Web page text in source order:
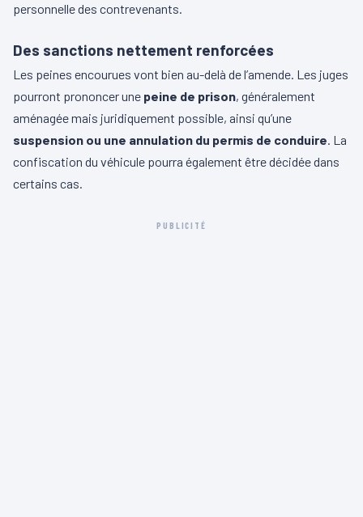
personnelle des contrevenants.
Des sanctions nettement renforcées
Les peines encourues vont bien au-delà de l’amende. Les juges
pourront prononcer une peine de prison, généralement
aménagée mais juridiquement possible, ainsi qu’une
suspension ou une annulation du permis de conduire. La
confiscation du véhicule pourra également être décidée dans
certains cas.
PUBLICITÉ